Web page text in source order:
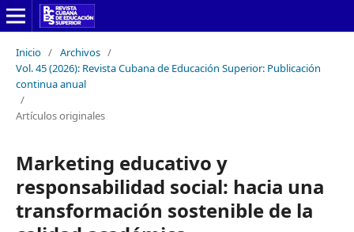
Inicio / Archivos /
Vol. 45 (2026): Revista Cubana de Educación Superior: Publicación
continua anual
/
Artículos originales
Marketing educativo y
responsabilidad social: hacia una
transformación sostenible de la